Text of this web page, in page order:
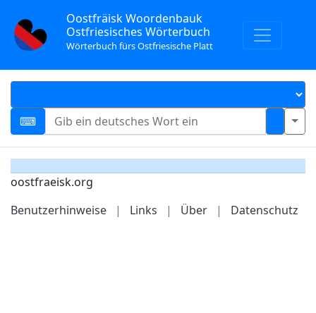
Oostfräisk Woordenbauk
Ostfriesisches Wörterbuch
Wörterbuch fürs Ostfriesische Platt
oostfraeisk.org
Benutzerhinweise
| Links | Über | Datenschutz